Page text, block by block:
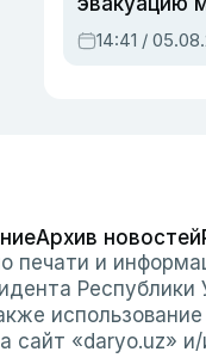
14:41 /
Архив новостей
печати и
Республики
использование
сайт «daryo.uz»